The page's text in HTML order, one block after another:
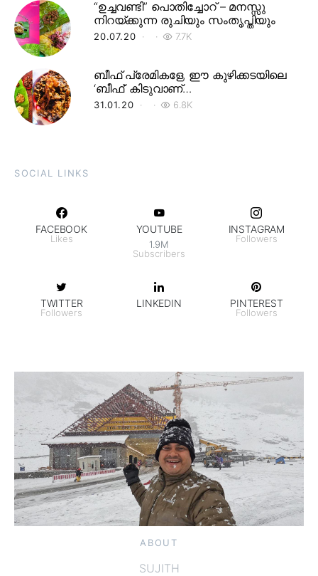
“ഉച്ചവണ്ടി” പൊതിച്ചോറ് – മനസ്സു
നിറയ്ക്കുന്ന രുചിയും സംതൃപ്തിയും
20.07.20 7.7K
ബീഫ് പ്രേമികളേ, ഈ കുഴിക്കടയിലെ
‘ബീഫ്’ കിടുവാണ്…
31.01.20 6.8K
SOCIAL LINKS
FACEBOOK
Likes
YOUTUBE
1.9M
Subscribers
INSTAGRAM
Followers
TWITTER
Followers
LINKEDIN PINTEREST
Followers
ABOUT
SUJITH